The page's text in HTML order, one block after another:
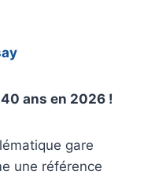
ans en 2026 !
gare
une référence